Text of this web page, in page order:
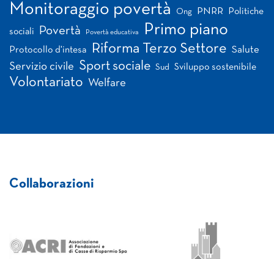
Monitoraggio povertà Ong PNRR Politiche
sociali Povertà Povertà educativa Primo piano
Protocollo d'intesa Riforma Terzo Settore Salute
Servizio civile Sport sociale Sud Sviluppo sostenibile
Volontariato Welfare
Collaborazioni